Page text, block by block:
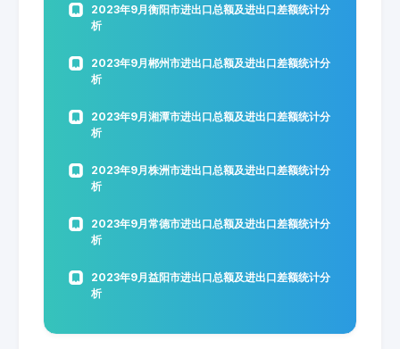
2023年9月衡阳市进出口总额及进出口差额统计分
析
2023年9月郴州市进出口总额及进出口差额统计分
析
2023年9月湘潭市进出口总额及进出口差额统计分
析
2023年9月株洲市进出口总额及进出口差额统计分
析
2023年9月常德市进出口总额及进出口差额统计分
析
2023年9月益阳市进出口总额及进出口差额统计分
析